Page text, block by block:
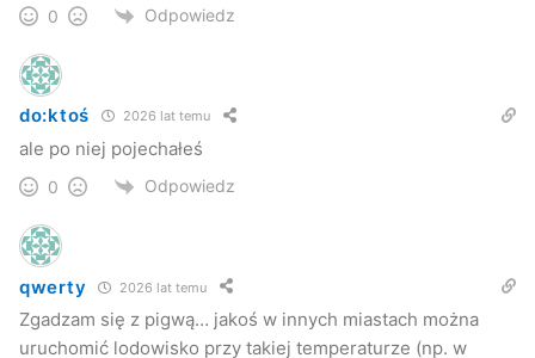
0 Odpowiedz
do:ktoś 2026 lat temu
ale po niej pojechałeś
0 Odpowiedz
qwerty 2026 lat temu
Zgadzam się z pigwą… jakoś w innych miastach można
uruchomić lodowisko przy takiej temperaturze (np. w